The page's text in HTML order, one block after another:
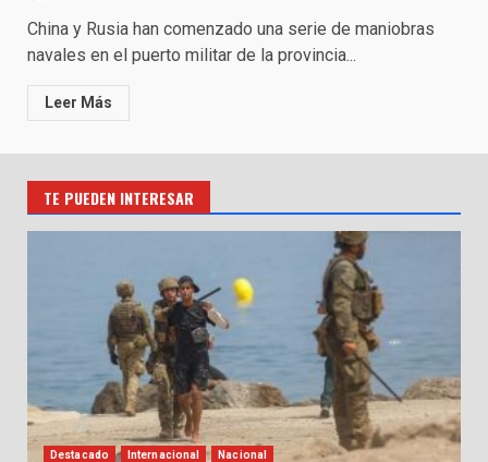
China y Rusia han comenzado una serie de maniobras
navales en el puerto militar de la provincia...
Leer Más
TE PUEDEN INTERESAR
Destacado Internacional Nacional